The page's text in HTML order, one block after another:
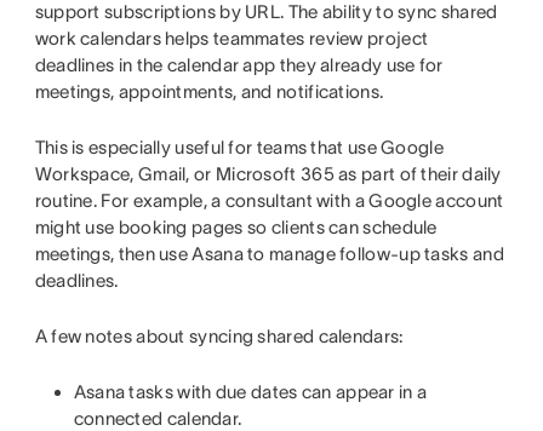
support subscriptions by URL. The ability to sync shared
work calendars helps teammates review project
deadlines in the calendar app they already use for
meetings, appointments, and notifications.
This is especially useful for teams that use Google
Workspace, Gmail, or Microsoft 365 as part of their daily
routine. For example, a consultant with a Google account
might use booking pages so clients can schedule
meetings, then use Asana to manage follow-up tasks and
deadlines.
A few notes about syncing shared calendars:
Asana tasks with due dates can appear in a
connected calendar.